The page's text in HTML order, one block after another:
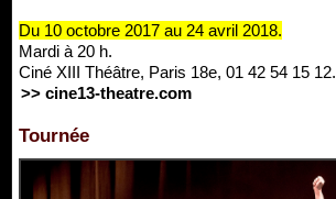
Du 10 octobre 2017 au 24 avril 2018.
Mardi à 20 h.
Ciné XIII Théâtre, Paris 18e, 01 42 54 15 12.
>> cine13-theatre.com
Tournée